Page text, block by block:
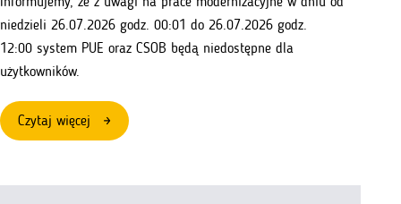
niedzieli 26.07.2026 godz. 00:01 do 26.07.2026 godz.
12:00 system PUE oraz CSOB będą niedostępne dla
użytkowników.
Czytaj więcej
Przerwa
w